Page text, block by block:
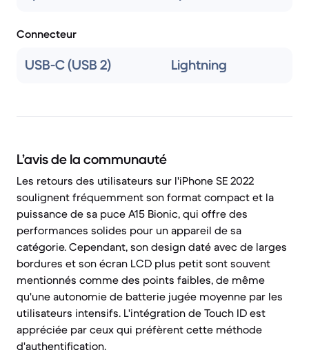
Connecteur
USB-C (USB 2) Lightning
L’avis de la communauté
Les retours des utilisateurs sur l'iPhone SE 2022
soulignent fréquemment son format compact et la
puissance de sa puce A15 Bionic, qui offre des
performances solides pour un appareil de sa
catégorie. Cependant, son design daté avec de larges
bordures et son écran LCD plus petit sont souvent
mentionnés comme des points faibles, de même
qu'une autonomie de batterie jugée moyenne par les
utilisateurs intensifs. L'intégration de Touch ID est
appréciée par ceux qui préfèrent cette méthode
d'authentification.